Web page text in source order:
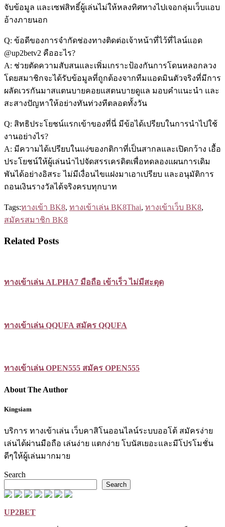
จับข้อมูล และเซฟสิทธิ์ผู้เล่นไม่ให้หลงทิศทางไปเจอกลุ่มเว็บแอบ
อ้างภายนอก
Q: ข้อดีของการจำกัดช่องทางติดต่อเจ้าหน้าที่ไว้ที่ไลน์แอด
@up2betv2 คืออะไร?
A: ช่วยตัดความสับสนและเพิ่มเกราะป้องกันการโดนหลอกลวง
โดยสมาชิกจะได้รับข้อมูลที่ถูกต้องจากทีมแอดมินตัวจริงที่มีการ
ผลัดเวรกันมาสแตนบายคอยแสตนบายดูแล มอบคำแนะนำ และ
สะสางปัญหาให้อย่างทันท่วงทีตลอดทั้งวัน
Q: สิทธิประโยชน์แรกเข้าของที่นี่ มีข้อได้เปรียบในการนำไปใช้
งานอย่างไร?
A: มีความได้เปรียบในแง่ของกติกาที่เป็นสากลและเปิดกว้าง เอื้อ
ประโยชน์ให้ผู้เล่นนำไปจัดสรรเครดิตเพื่อทดลองแผนการเดิม
พันได้อย่างอิสระ ไม่มีเงื่อนไขแฝงมาเอาเปรียบ และอนุมัติการ
ถอนเงินรางวัลได้จริงครบทุกบาท
Tags:ทางเข้า BK8, ทางเข้าเล่น BK8Thai, ทางเข้าเว็บ BK8,
สมัครสมาชิก BK8
Related Posts
ทางเข้าเล่น ALPHA7 มือถือ เข้าเร็ว ไม่มีสะดุด
ทางเข้าเล่น QQUFA สมัคร QQUFA
ทางเข้าเล่น OPEN555 สมัคร OPEN555
About The Author
Kingsiam
บริการ ทางเข้าเล่น เว็บคาสิโนออนไลน์ระบบออโต้ สมัครง่าย
เล่นได้ผ่านมือถือ เล่นง่าย แตกง่าย โบนัสเยอะและมีโปรโมชั่น
ดีๆให้ผู้เล่นมากมาย
Search
Search
UP2BET